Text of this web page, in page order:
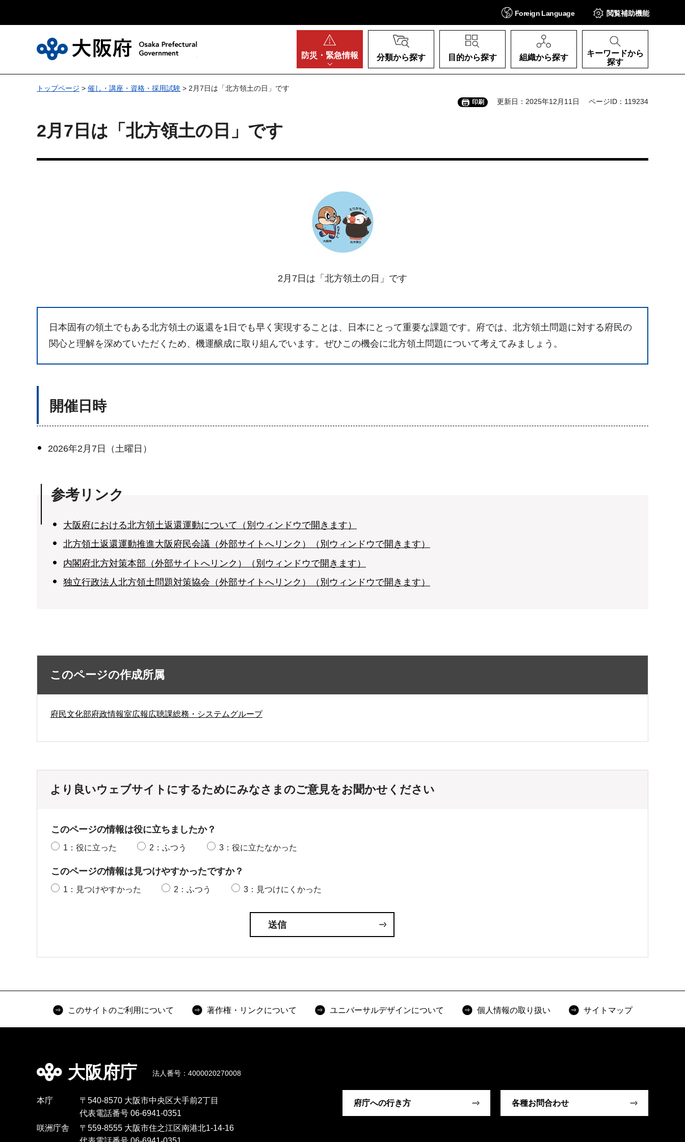
Foreign Language 閲覧補助機能
防災・ 緊急情報 分類から探す 目的から探す 組織から探す
キーワードから
探す
トップページ > 催し・講座・資格・採用試験 > 2月7日は「北方領土の日」です
印刷 更新日：2025年12月11日 ページID：119234
2月7日は「北方領土の日」です
2月7日は「北方領土の日」です
日本固有の領土でもある北方領土の返還を1日でも早く実現することは、日本にとって重要な課題です。府では、北方領土問題に対する府民の
関心と理解を深めていただくため、機運醸成に取り組んでいます。ぜひこの機会に北方領土問題について考えてみましょう。
開催日時
2026年2月7日（土曜日）
参考リンク
大阪府における北方領土返還運動について（別ウィンドウで開きます）
北方領土返還運動推進大阪府民会議（外部サイトへリンク）（別ウィンドウで開きます）
内閣府北方対策本部（外部サイトへリンク）（別ウィンドウで開きます）
独立行政法人北方領土問題対策協会（外部サイトへリンク）（別ウィンドウで開きます）
このページの作成所属
府民文化部府政情報室広報広聴課総務・システムグループ
より良いウェブサイトにするためにみなさまのご意見をお聞かせください
このページの情報は役に立ちましたか？
1：役に立った 2：ふつう 3：役に立たなかった
このページの情報は見つけやすかったですか？
1：見つけやすかった 2：ふつう 3：見つけにくかった
このサイトのご利用について 著作権・リンクについて ユニバーサルデザインについて 個人情報の取り扱い サイトマップ
大阪府庁 法人番号：4000020270008
本庁
〒540-8570 大阪市中央区大手前2丁目
代表電話番号 06-6941-0351
咲洲庁舎
〒559-8555 大阪市住之江区南港北1-14-16
府庁への行き方 各種お問合わせ